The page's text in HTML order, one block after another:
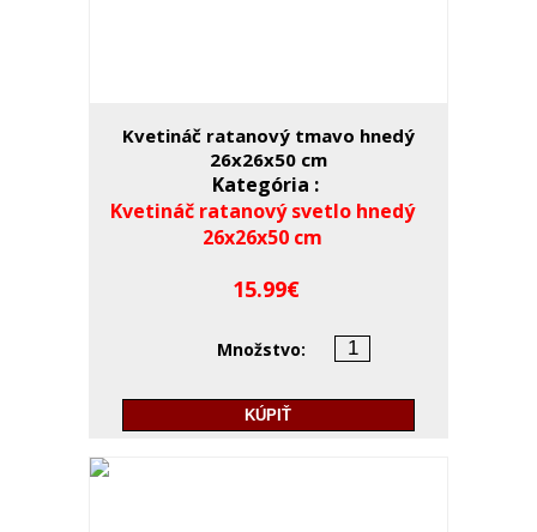
Kvetináč ratanový tmavo hnedý
26x26x50 cm
Kategória :
Kvetináč ratanový svetlo hnedý
26x26x50 cm
15.99
Množstvo:
KÚPIŤ